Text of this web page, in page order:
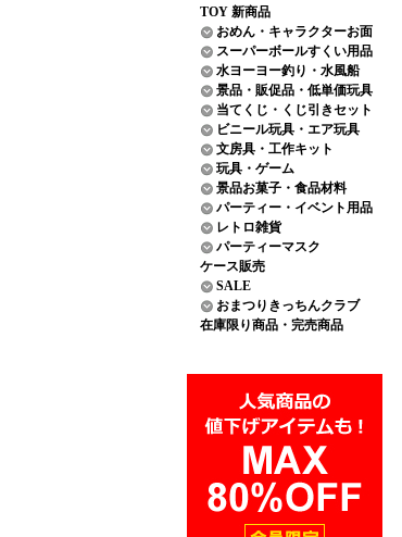
TOY 新商品
おめん・キャラクターお面
スーパーボールすくい用品
水ヨーヨー釣り・水風船
景品・販促品・低単価玩具
当てくじ・くじ引きセット
ビニール玩具・エア玩具
文房具・工作キット
玩具・ゲーム
景品お菓子・食品材料
パーティー・イベント用品
レトロ雑貨
パーティーマスク
ケース販売
SALE
おまつりきっちんクラブ
在庫限り商品・完売商品